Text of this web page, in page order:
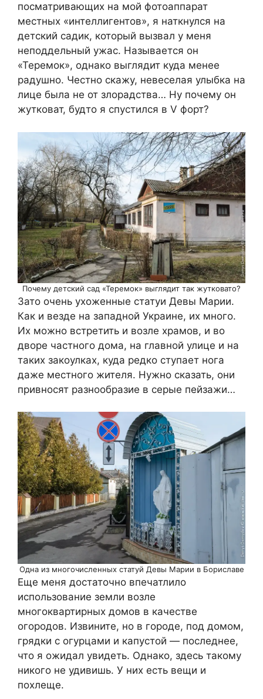
посматривающих на мой фотоаппарат
местных «интеллигентов», я наткнулся на
детский садик, который вызвал у меня
неподдельный ужас. Называется он
«Теремок», однако выглядит куда менее
радушно. Честно скажу, невеселая улыбка на
лице была не от злорадства… Ну почему он
жутковат, будто я спустился в V форт?
Почему детский сад «Теремок» выглядит так жутковато?
Зато очень ухоженные статуи Девы Марии.
Как и везде на западной Украине, их много.
Их можно встретить и возле храмов, и во
дворе частного дома, на главной улице и на
таких закоулках, куда редко ступает нога
даже местного жителя. Нужно сказать, они
привносят разнообразие в серые пейзажи…
Одна из многочисленных статуй Девы Марии в Бориславе
Еще меня достаточно впечатлило
использование земли возле
многоквартирных домов в качестве
огородов. Извините, но в городе, под домом,
грядки с огурцами и капустой — последнее,
что я ожидал увидеть. Однако, здесь такому
никого не удивишь. У них есть вещи и
похлеще.